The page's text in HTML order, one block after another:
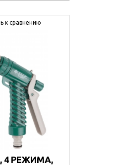
к сравнению
4 РЕЖИМА,